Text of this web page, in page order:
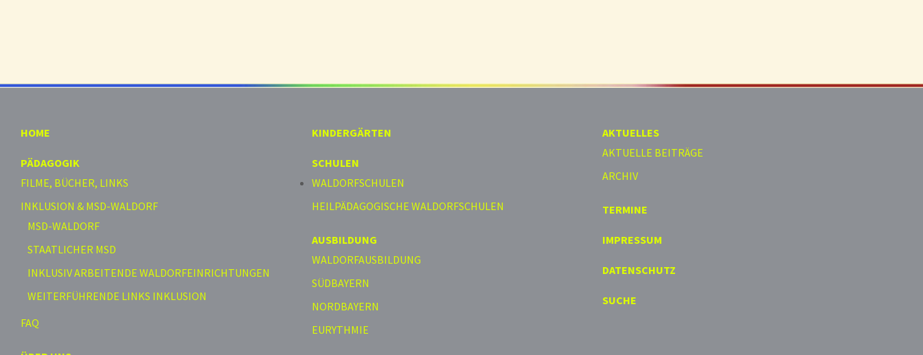
HOME
PÄDAGOGIK
FILME, BÜCHER, LINKS
INKLUSION & MSD-WALDORF
MSD-WALDORF
STAATLICHER MSD
INKLUSIV ARBEITENDE WALDORFEINRICHTUNGEN
WEITERFÜHRENDE LINKS INKLUSION
FAQ
KINDERGÄRTEN
SCHULEN
WALDORFSCHULEN
HEILPÄDAGOGISCHE WALDORFSCHULEN
AUSBILDUNG
WALDORFAUSBILDUNG
SÜDBAYERN
NORDBAYERN
EURYTHMIE
AKTUELLES
AKTUELLE BEITRÄGE
ARCHIV
TERMINE
IMPRESSUM
DATENSCHUTZ
SUCHE